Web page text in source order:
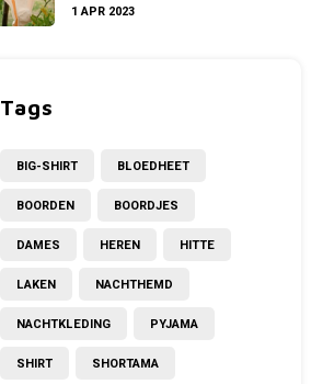
1 APR 2023
Tags
BIG-SHIRT BLOEDHEET
BOORDEN BOORDJES
DAMES HEREN HITTE
LAKEN NACHTHEMD
NACHTKLEDING PYJAMA
SHIRT SHORTAMA